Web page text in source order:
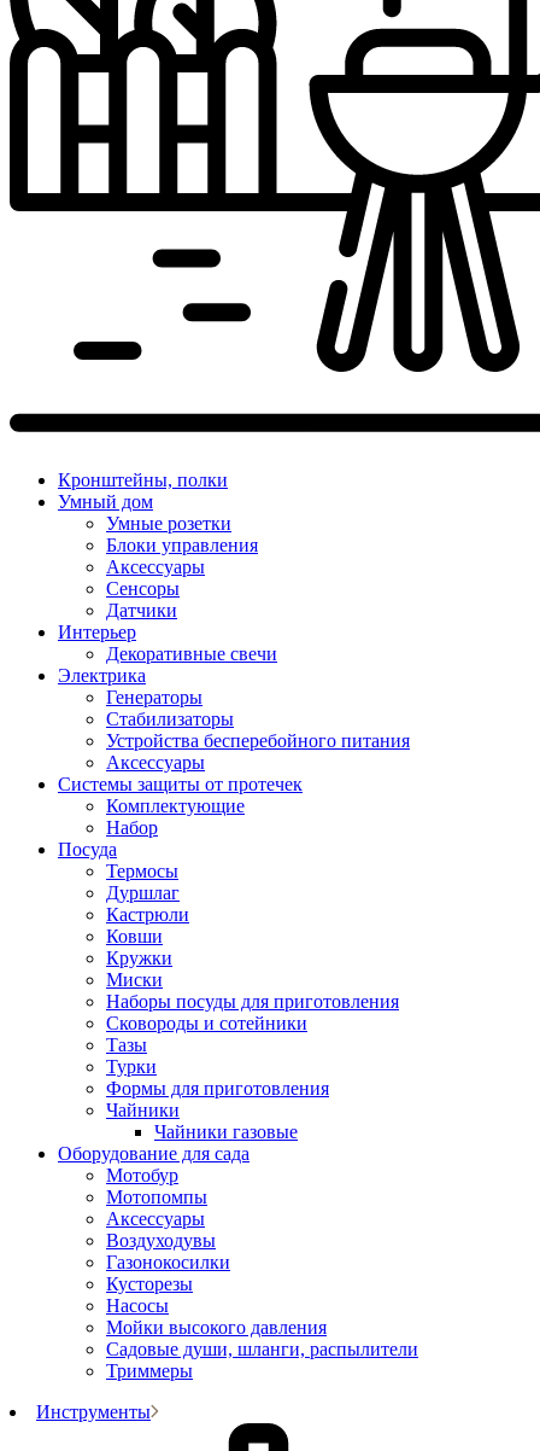
Кронштейны, полки
Умный дом
Умные розетки
Блоки управления
Аксессуары
Сенсоры
Датчики
Интерьер
Декоративные свечи
Электрика
Генераторы
Стабилизаторы
Устройства бесперебойного питания
Аксессуары
Системы защиты от протечек
Комплектующие
Набор
Посуда
Термосы
Дуршлаг
Кастрюли
Ковши
Кружки
Миски
Наборы посуды для приготовления
Сковороды и сотейники
Тазы
Турки
Формы для приготовления
Чайники
Чайники газовые
Оборудование для сада
Мотобур
Мотопомпы
Аксессуары
Воздуходувы
Газонокосилки
Кусторезы
Насосы
Мойки высокого давления
Садовые души, шланги, распылители
Триммеры
Инструменты